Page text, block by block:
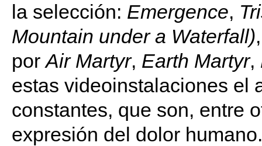
la selección: Emergence,
Mountain under a Waterfall)
porAir Martyr, Earth Martyr,
estas videoinstalaciones el
constantes, que son, entre
expresión del dolor